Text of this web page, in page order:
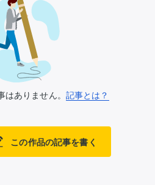
はありません。 記事とは？
この作品の記事を書く